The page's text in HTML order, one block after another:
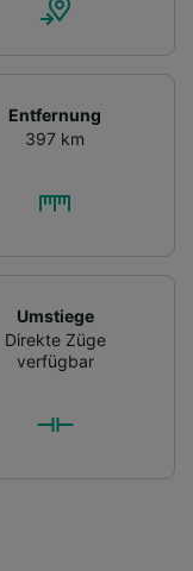
Entfernung
397 km
Umstiege
Direkte Züge
verfügbar